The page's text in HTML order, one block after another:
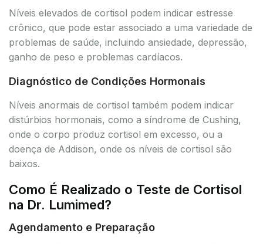
Níveis elevados de cortisol podem indicar estresse
crônico, que pode estar associado a uma variedade de
problemas de saúde, incluindo ansiedade, depressão,
ganho de peso e problemas cardíacos.
Diagnóstico de Condições Hormonais
Níveis anormais de cortisol também podem indicar
distúrbios hormonais, como a síndrome de Cushing,
onde o corpo produz cortisol em excesso, ou a
doença de Addison, onde os níveis de cortisol são
baixos.
Como É Realizado o Teste de Cortisol
na Dr. Lumimed?
Agendamento e Preparação